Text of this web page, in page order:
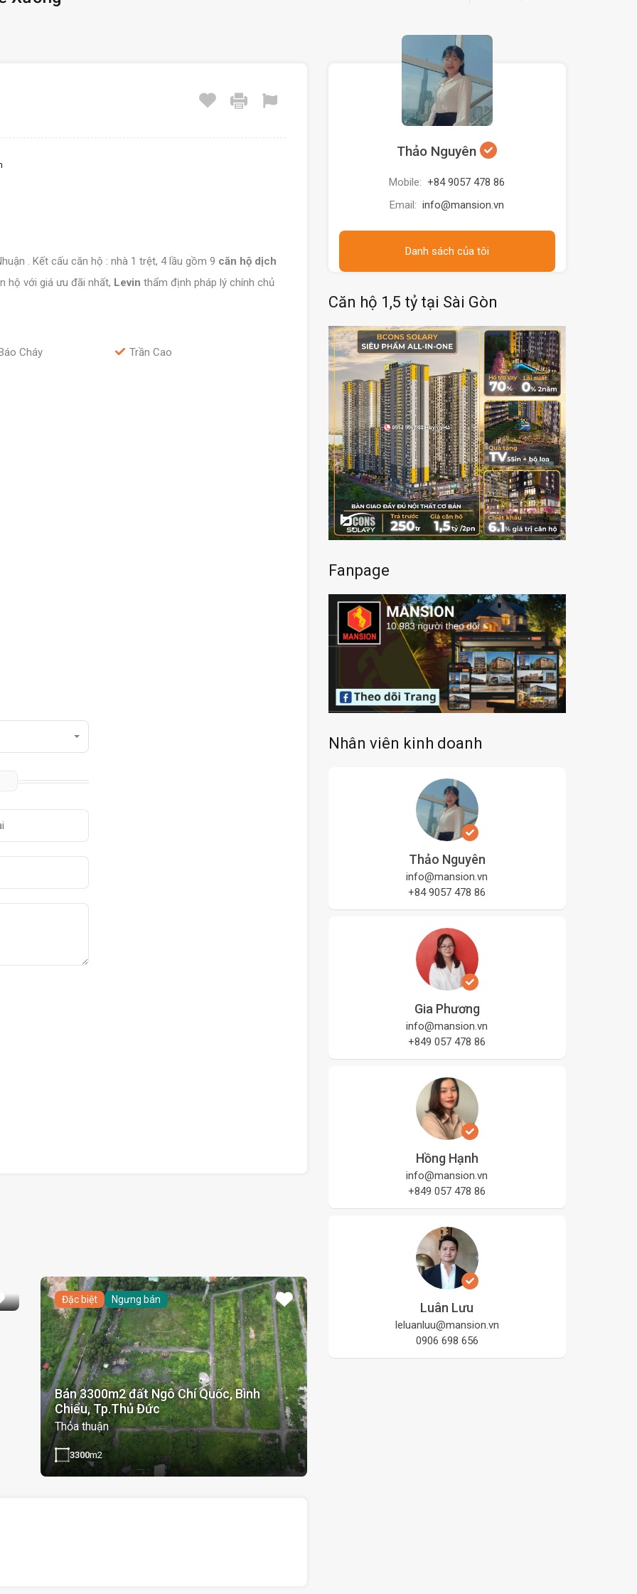
. Kết cấu căn hộ : nhà 1 trệt, 4 lầu gồm 9 căn hộ dịch
hộ với giá ưu đãi nhất, Levin thẩm định pháp lý chính chủ
Cháy Trần Cao
Đặc biệt Ngưng bán
Bán 3300m2 đất Ngô Chí Quốc, Bình
Chiểu, Tp.Thủ Đức
Thỏa thuận
3300m2
Thảo Nguyên
Mobile: +84 9057 478 86
Email: info@mansion.vn
Danh sách của tôi
Căn hộ 1,5 tỷ tại Sài Gòn
Fanpage
Nhân viên kinh doanh
Thảo Nguyên
info@mansion.vn
+84 9057 478 86
Gia Phương
info@mansion.vn
+849 057 478 86
Hồng Hạnh
info@mansion.vn
+849 057 478 86
Luân Lưu
leluanluu@mansion.vn
0906 698 656